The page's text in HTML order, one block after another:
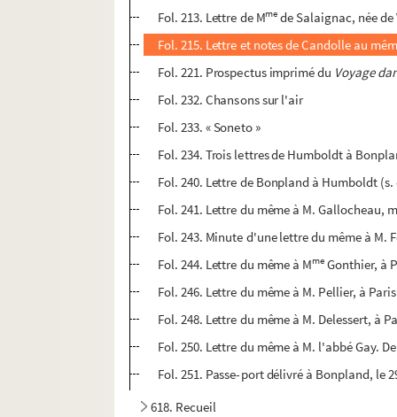
Fol. 213. Lettre de Mme de Salaignac, née
Fol. 215. Lettre et notes de Candolle au
Fol. 221. Prospectus imprimé du Voyage
Fol. 232. Chansons sur l'air
Fol. 233. « Soneto »
Fol. 234. Trois lettres de Humboldt à
Fol. 240. Lettre de Bonpland à Humboldt
Fol. 241. Lettre du même à M. Gallocheau,
Fol. 243. Minute d'une lettre du même à M.
Fol. 244. Lettre du même à Mme Gonthier, à
Fol. 246. Lettre du même à M. Pellier, à Paris
Fol. 248. Lettre du même à M. Delessert, à
Fol. 250. Lettre du même à M. l'abbé Gay.
Fol. 251. Passe-port délivré à Bonpland, le
618. Recueil